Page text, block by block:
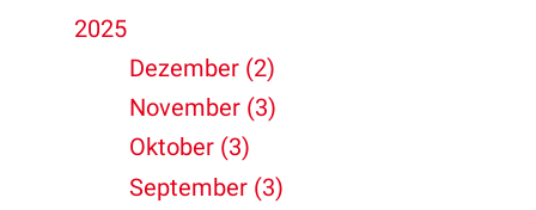
2025
Dezember (2)
November (3)
Oktober (3)
September (3)